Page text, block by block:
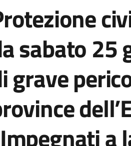
sabato 25
grave
a